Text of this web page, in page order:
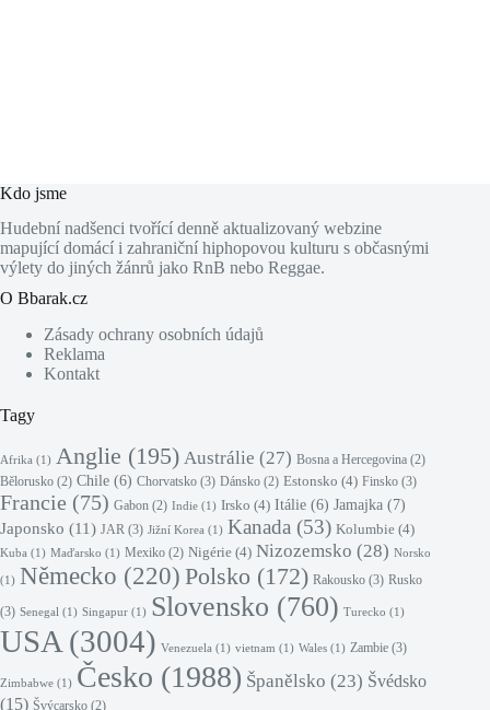
Kdo jsme
Hudební nadšenci tvořící denně aktualizovaný webzine
mapující domácí i zahraniční hiphopovou kulturu s občasnými
výlety do jiných žánrů jako RnB nebo Reggae.
O Bbarak.cz
Zásady ochrany osobních údajů
Reklama
Kontakt
Tagy
Afrika (1) Anglie (195) Austrálie (27) Bosna a Hercegovina (2)
Bělorusko (2) Chile (6) Chorvatsko (3) Dánsko (2) Estonsko (4) Finsko (3)
Francie (75) Gabon (2) Indie (1) Irsko (4) Itálie (6) Jamajka (7)
Japonsko (11) JAR (3) Jižní Korea (1) Kanada (53) Kolumbie (4)
Kuba (1) Maďarsko (1) Mexiko (2) Nigérie (4) Nizozemsko (28) Norsko
(1) Německo (220) Polsko (172) Rakousko (3) Rusko
(3) Senegal (1) Singapur (1) Slovensko (760) Turecko (1)
USA (3004) Venezuela (1) vietnam (1) Wales (1) Zambie (3)
Zimbabwe (1) Česko (1988) Španělsko (23) Švédsko
(15) Švýcarsko (2)